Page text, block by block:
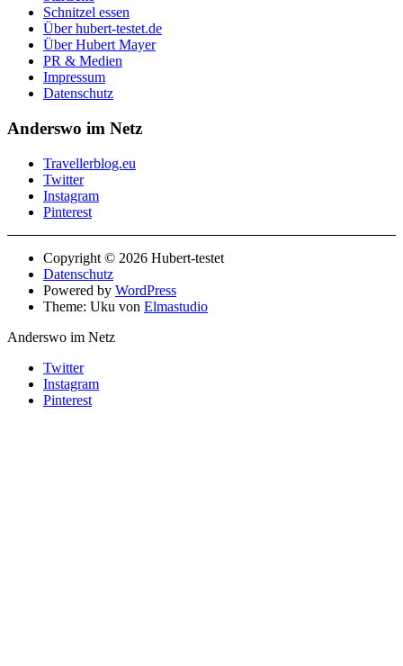
Schnitzel essen
Über hubert-testet.de
Über Hubert Mayer
PR & Medien
Impressum
Datenschutz
Anderswo im Netz
Travellerblog.eu
Twitter
Instagram
Pinterest
Copyright © 2026 Hubert-testet
Datenschutz
Powered by WordPress
Theme: Uku von Elmastudio
Anderswo im Netz
Twitter
Instagram
Pinterest